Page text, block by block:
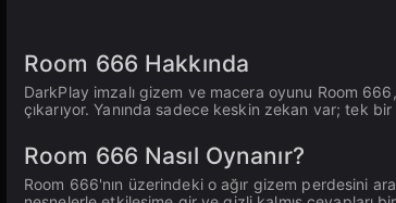
Room 666 Hakkında
DarkPlay imzalı gizem ve macera oyunu Room
çıkarıyor. Yanında sadece keskin zekan var; tek
Room 666 Nasıl Oynanır?
Room 666'nın üzerindeki o ağır gizem perdesini